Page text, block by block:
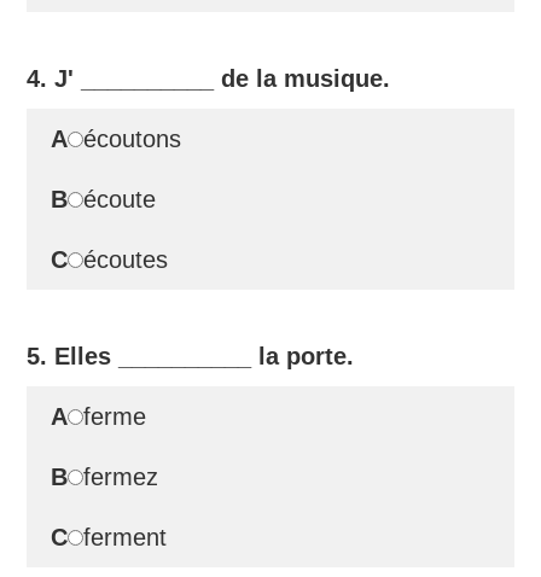
4. J' de la musique.
A écoutons
B écoute
C écoutes
5. Elles la porte.
A ferme
B fermez
C ferment